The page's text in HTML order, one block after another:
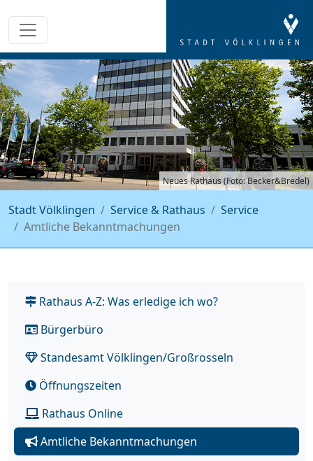
Neues Rathaus (Foto: Becker&Bredel)
Stadt Völklingen Service & Rathaus
Service
Amtliche Bekanntmachungen
Rathaus A-Z: Was erledige ich wo?
Bürgerbüro
Standesamt Völklingen/Großrosseln
Öffnungszeiten
Rathaus Online
Amtliche Bekanntmachungen